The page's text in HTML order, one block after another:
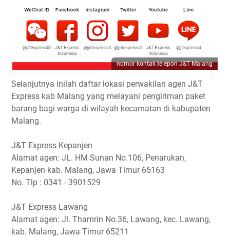
nomor kontak telepon J&T Malang
Selanjutnya inilah daftar lokasi perwakilan agen J&T
Express kab Malang yang melayani pengiriman paket
barang bagi warga di wilayah kecamatan di kabupaten
Malang.
J&T Express Kepanjen
Alamat agen: JL. HM Sunan No.106, Penarukan,
Kepanjen kab. Malang, Jawa Timur 65163
No. Tlp : 0341 - 3901529
J&T Express Lawang
Alamat agen: Jl. Thamrin No.36, Lawang, kec. Lawang,
kab. Malang, Jawa Timur 65211